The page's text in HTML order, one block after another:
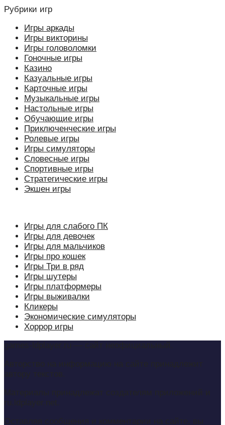
Рубрики игр
Игры аркады
Игры викторины
Игры головоломки
Гоночные игры
Казино
Казуальные игры
Карточные игры
Музыкальные игры
Настольные игры
Обучающие игры
Приключенческие игры
Ролевые игры
Игры симуляторы
Словесные игры
Спортивные игры
Стратегические игры
Экшен игры
Игры для слабого ПК
Игры для девочек
Игры для мальчиков
Игры про кошек
Игры Три в ряд
Игры шутеры
Игры платформеры
Игры выживалки
Кликеры
Экономические симуляторы
Хоррор игры